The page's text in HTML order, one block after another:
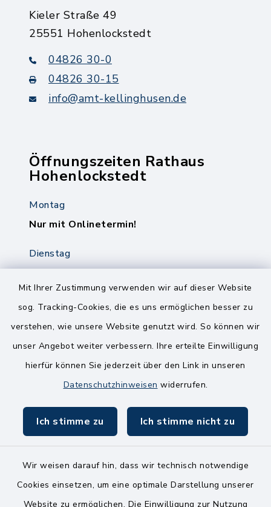
Mit Ihrer Zustimmung verwenden wir auf dieser Website
sog. Tracking-Cookies, die es uns ermöglichen besser zu
verstehen, wie unsere Website genutzt wird. So können wir
unser Angebot weiter verbessern. Ihre erteilte Einwilligung
hierfür können Sie jederzeit über den Link in unseren
Datenschutzhinweisen widerrufen.
Ich stimme zu Ich stimme nicht zu
Wir weisen darauf hin, dass wir technisch notwendige
Cookies einsetzen, um eine optimale Darstellung unserer
Website zu ermöglichen. Die Einwilligung zur Nutzung
Kieler Straße 49
25551 Hohenlockstedt
04826 30-0
04826 30-15
info@amt-kellinghusen.de
Öffnungszeiten Rathaus
Hohenlockstedt
Montag
Nur mit Onlinetermin!
Dienstag
8.00-12.00 Uhr
14.00-18.00 Uhr
Freitag
8.00-11.00 Uhr
Kontakt